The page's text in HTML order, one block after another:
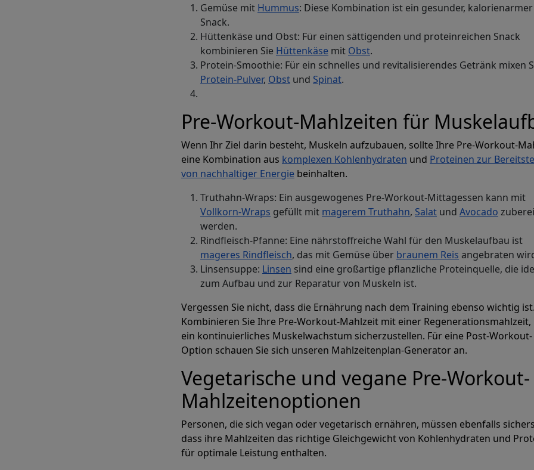
Gemüse mit Hummus: Diese Kombination ist ein gesunder, kalorienarmer
Snack.
Hüttenkäse und Obst: Für einen sättigenden und proteinreichen Snack
kombinieren Sie Hüttenkäse mit Obst.
Protein-Smoothie: Für ein schnelles und revitalisierendes Getränk mixen
Protein-Pulver, Obst und Spinat.
Pre-Workout-Mahlzeiten für
Wenn Ihr Ziel darin besteht, Muskeln aufzubauen, sollte Ihre Pre-Workout-
eine Kombination aus komplexen Kohlenhydraten und Proteinen zur
von nachhaltiger Energie beinhalten.
Truthahn-Wraps: Ein ausgewogenes Pre-Workout-Mittagessen kann mit
Vollkorn-Wraps gefüllt mit magerem Truthahn, Salat und Avocado
werden.
Rindfleisch-Pfanne: Eine nährstoffreiche Wahl für den Muskelaufbau ist
mageres Rindfleisch, das mit Gemüse über braunem Reis angebraten
Linsensuppe: Linsen sind eine großartige pflanzliche Proteinquelle, die
zum Aufbau und zur Reparatur von Muskeln ist.
Vergessen Sie nicht, dass die Ernährung nach dem Training ebenso wichtig ist.
Kombinieren Sie Ihre Pre-Workout-Mahlzeit mit einer Regenerationsmahlzeit,
ein kontinuierliches Muskelwachstum sicherzustellen. Für eine Post-Workout-
Option schauen Sie sich unseren Mahlzeitenplan-Generator an.
Vegetarische und vegane Pre-Workout-
Mahlzeitenoptionen
Personen, die sich vegan oder vegetarisch ernähren, müssen ebenfalls
dass ihre Mahlzeiten das richtige Gleichgewicht von Kohlenhydraten und
für optimale Leistung enthalten.